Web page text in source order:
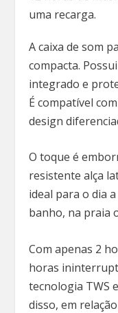
uma recarga.
A caixa de som
compacta.
integrado e
É compatível
design
O toque é
resistente alça
ideal para o dia
banho, na praia
Com apenas 2
horas
tecnologia TWS
disso, em